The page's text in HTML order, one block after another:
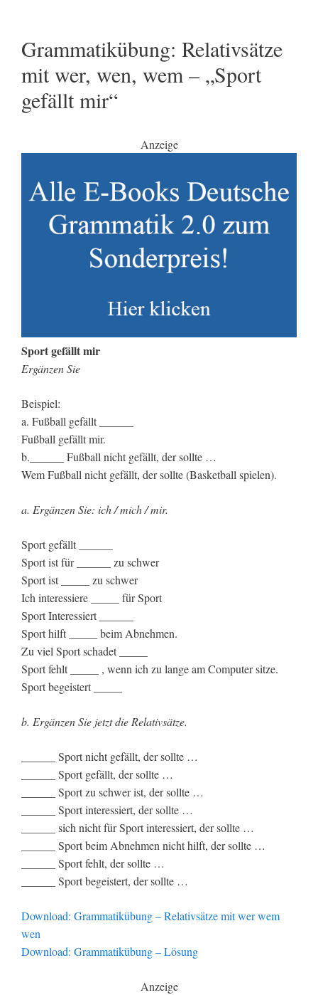
Grammatikübung: Relativsätze
mit wer, wen, wem – „Sport
gefällt mir“
Anzeige
Sport gefällt mir
Ergänzen Sie
Beispiel:
a. Fußball gefällt ______
Fußball gefällt mir.
b.______ Fußball nicht gefällt, der sollte …
Wem Fußball nicht gefällt, der sollte (Basketball spielen).
a. Ergänzen Sie: ich / mich / mir.
Sport gefällt ______
Sport ist für ______ zu schwer
Sport ist _____ zu schwer
Ich interessiere _____ für Sport
Sport Interessiert ______
Sport hilft _____ beim Abnehmen.
Zu viel Sport schadet _____
Sport fehlt _____ , wenn ich zu lange am Computer sitze.
Sport begeistert _____
b. Ergänzen Sie jetzt die Relativsätze.
______ Sport nicht gefällt, der sollte …
______ Sport gefällt, der sollte …
______ Sport zu schwer ist, der sollte …
______ Sport interessiert, der sollte …
______ sich nicht für Sport interessiert, der sollte …
______ Sport beim Abnehmen nicht hilft, der sollte …
______ Sport fehlt, der sollte …
______ Sport begeistert, der sollte …
Download: Grammatikübung – Relativsätze mit wer wem
wen
Download: Grammatikübung – Lösung
Anzeige